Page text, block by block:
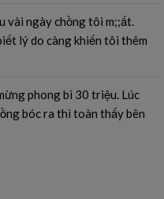
vài ngày chồng tôi m;;ất.
lý do càng khiến tôi thêm
phong bì 30 triệu. Lúc
bóc ra thì toàn thấy bên